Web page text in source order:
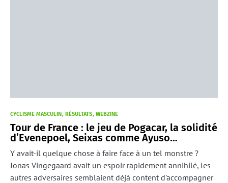
CYCLISME MASCULIN RÉSULTATS WEBZINE
Tour de France : le jeu de Pogacar, la solidité
d’Evenepoel, Seixas comme Ayuso…
Y avait-il quelque chose à faire face à un tel monstre ?
Jonas Vingegaard avait un espoir rapidement annihilé, les
autres adversaires semblaient déjà content d'accompagner